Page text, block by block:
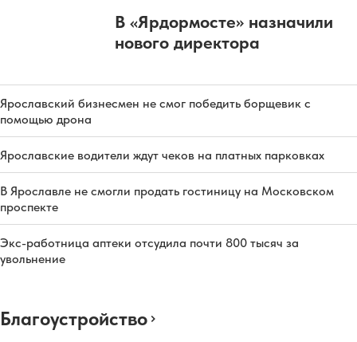
В «Ярдормосте» назначили
нового директора
Ярославский бизнесмен не смог победить борщевик с
помощью дрона
Ярославские водители ждут чеков на платных парковках
В Ярославле не смогли продать гостиницу на Московском
проспекте
Экс-работница аптеки отсудила почти 800 тысяч за
увольнение
Благоустройство